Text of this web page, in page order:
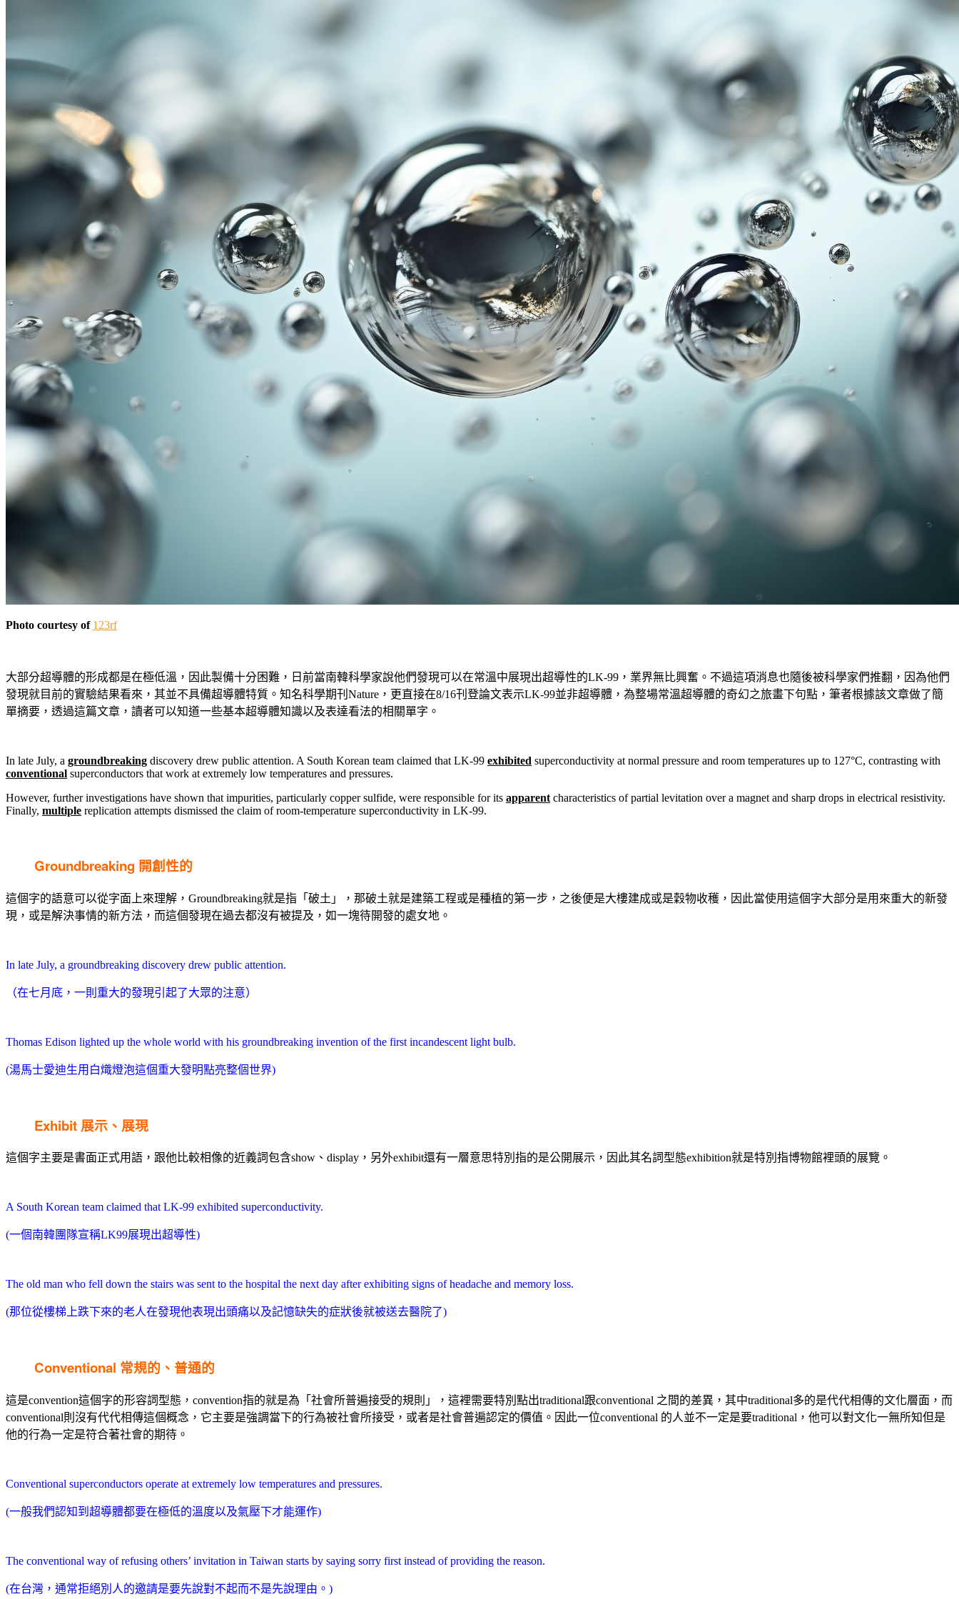
Photo courtesy of 123rf
大部分超導體的形成都是在極低溫，因此製備十分困難，日前當南韓科學家說他們發現可以在常溫中展現出超導性的LK-99，業界無比興奮。不過這項消息也隨後被科學家們推翻，因為他們
發現就目前的實驗結果看來，其並不具備超導體特質。知名科學期刊Nature，更直接在8/16刊登論文表示LK-99並非超導體，為整場常溫超導體的奇幻之旅畫下句點，筆者根據該文章做了簡
單摘要，透過這篇文章，讀者可以知道一些基本超導體知識以及表達看法的相關單字。
In late July, a groundbreaking discovery drew public attention. A South Korean team claimed that LK-99 exhibited superconductivity at normal pressure and room temperatures up to 127°C, contrasting with
conventional superconductors that work at extremely low temperatures and pressures.
However, further investigations have shown that impurities, particularly copper sulfide, were responsible for its apparentcharacteristics of partial levitation over a magnet and sharp drops in electrical resistivity.
Finally, multiple replication attempts dismissed the claim of room-temperature superconductivity in LK-99.
Groundbreaking 開創性的
這個字的語意可以從字面上來理解，Groundbreaking就是指「破土」，那破土就是建築工程或是種植的第一步，之後便是大樓建成或是穀物收穫，因此當使用這個字大部分是用來重大的新發
現，或是解決事情的新方法，而這個發現在過去都沒有被提及，如一塊待開發的處女地。
In late July, a groundbreaking discovery drew public attention.
（在七月底，一則重大的發現引起了大眾的注意）
Thomas Edison lighted up the whole world with his groundbreaking invention of the first incandescent light bulb.
(湯馬士愛迪生用白熾燈泡這個重大發明點亮整個世界)
Exhibit 展示、展現
這個字主要是書面正式用語，跟他比較相像的近義詞包含show、display，另外exhibit還有一層意思特別指的是公開展示，因此其名詞型態exhibition就是特別指博物館裡頭的展覽。
A South Korean team claimed that LK-99 exhibited superconductivity.
(一個南韓團隊宣稱LK99展現出超導性)
The old man who fell down the stairs was sent to the hospital the next day after exhibiting signs of headache and memory loss.
(那位從樓梯上跌下來的老人在發現他表現出頭痛以及記憶缺失的症狀後就被送去醫院了)
Conventional 常規的、普通的
這是convention這個字的形容詞型態，convention指的就是為「社會所普遍接受的規則」，這裡需要特別點出traditional跟conventional 之間的差異，其中traditional多的是代代相傳的文化層面，而
conventional則沒有代代相傳這個概念，它主要是強調當下的行為被社會所接受，或者是社會普遍認定的價值。因此一位conventional 的人並不一定是要traditional，他可以對文化一無所知但是
他的行為一定是符合著社會的期待。
Conventional superconductors operate at extremely low temperatures and pressures.
(一般我們認知到超導體都要在極低的溫度以及氣壓下才能運作)
The conventional way of refusing others’ invitation in Taiwan starts by saying sorry first instead of providing the reason.
(在台灣，通常拒絕別人的邀請是要先說對不起而不是先說理由。)